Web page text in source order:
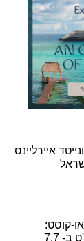
איירליינס
Apollo תרכוש את איזיג'ט ב- 7.7